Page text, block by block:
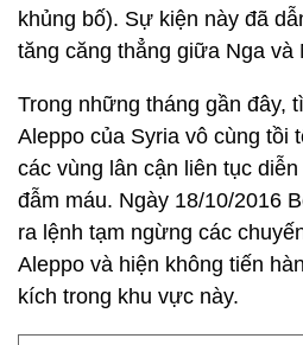
khủng bố). Sự kiện này đã
tăng căng thẳng giữa Nga và
Trong những tháng gần đây,
Aleppo của Syria vô cùng tồi
các vùng lân cận liên tục
đẫm máu. Ngày 18/10/2016
ra lệnh tạm ngừng các
Aleppo và hiện không tiến
kích trong khu vực này.